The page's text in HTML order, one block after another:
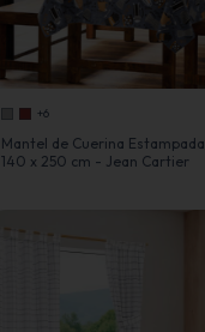
+6
Mantel de Cuerina Estampada
140 x 250 cm - Jean Cartier